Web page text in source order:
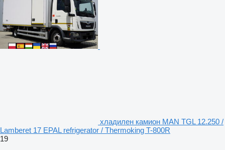
хладилен камион MAN TGL 12.250 /
Lamberet 17 EPAL refrigerator / Thermoking T-800R
19